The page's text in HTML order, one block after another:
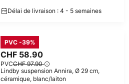
Délai de livraison : 4 - 5 semaines
CHF 58.90
PVCCHF 97.90
PVC -39%
Lindby suspension Annira, Ø 29 cm,
céramique, blanc/laiton